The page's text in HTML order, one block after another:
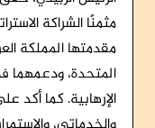
مثمنًا الشراكة
مقدمتها المملكة
المتحدة،
الإرهابية. كما أكد